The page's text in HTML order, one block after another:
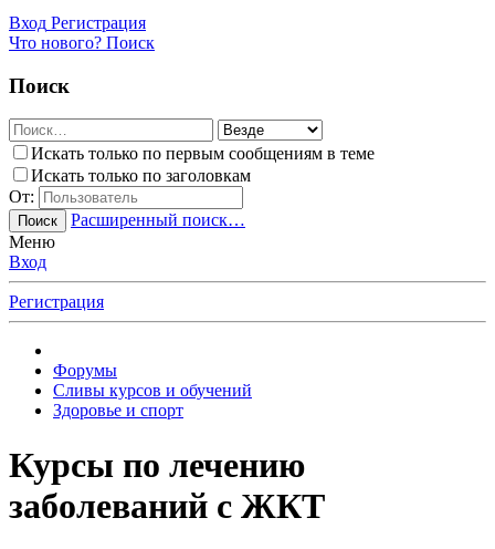
Вход Регистрация
Что нового? Поиск
Поиск
Искать только по первым сообщениям в теме
Искать только по заголовкам
От:
Поиск
Расширенный поиск…
Меню
Вход
Регистрация
Форумы
Сливы курсов и обучений
Здоровье и спорт
Курсы по лечению
заболеваний с ЖКТ